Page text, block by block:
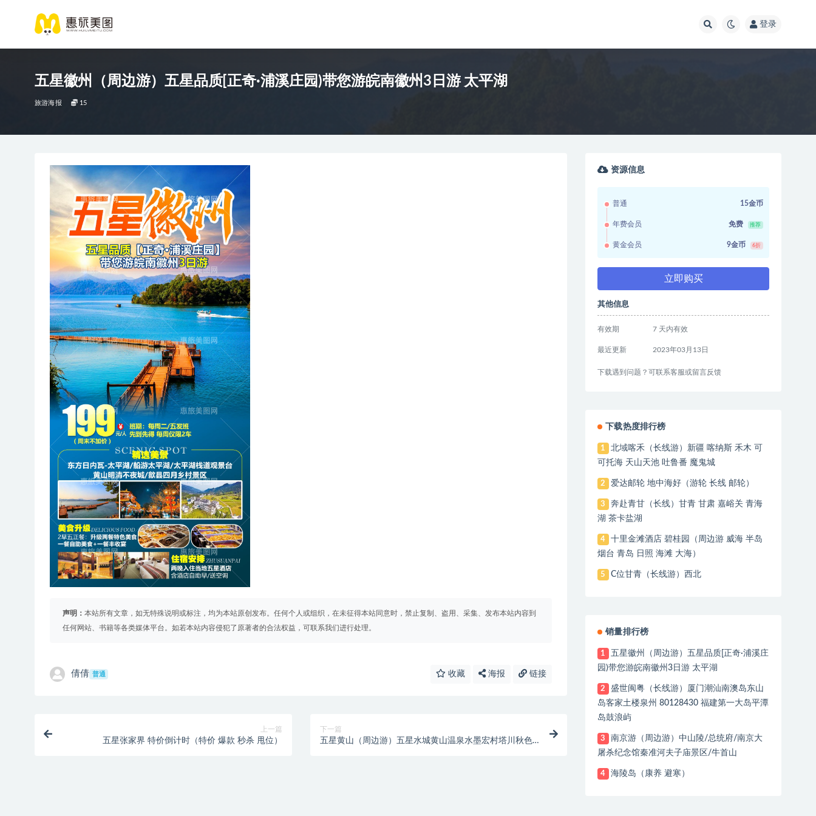
登录
五星徽州（周边游）五星品质[正奇·浦溪庄园)带您游皖南徽州3日游 太平湖
旅游海报 15
声明： 本站所有文章，如无特殊说明或标注，均为本站原创发布。任何个人或组织，在未征得本站同意时，禁止复制、盗用、采集、发布本站内容到
任何网站、书籍等各类媒体平台。如若本站内容侵犯了原著者的合法权益，可联系我们进行处理。
倩倩 普通 收藏 海报 链接
上一篇
五星张家界 特价倒计时（特价 爆款 秒杀 甩位）
下一篇
五星黄山（周边游）五星水城黄山温泉水墨宏村塔川秋色
资源信息
普通 15金币
年费会员 免费 推荐
黄金会员 9金币 6折
立即购买
其他信息
有效期 7 天内有效
最近更新 2023年03月13日
下载遇到问题？可联系客服或留言反馈
下载热度排行榜
1
北域喀禾（长线游）新疆 喀纳斯 禾木 可
可托海 天山天池 吐鲁番 魔鬼城
2 爱达邮轮 地中海好（游轮 长线 邮轮）
3
奔赴青甘（长线）甘青 甘肃 嘉峪关 青海
湖 茶卡盐湖
4
十里金滩酒店 碧桂园（周边游 威海 半岛
烟台 青岛 日照 海滩 大海）
5 C位甘青（长线游）西北
销量排行榜
1
五星徽州（周边游）五星品质[正奇·浦溪庄
园)带您游皖南徽州3日游 太平湖
2
盛世闽粤（长线游）厦门潮汕南澳岛东山
岛客家土楼泉州 80128430 福建第一大岛平潭
岛鼓浪屿
3
南京游（周边游）中山陵/总统府/南京大
屠杀纪念馆秦准河夫子庙景区/牛首山
4 海陵岛（康养 避寒）